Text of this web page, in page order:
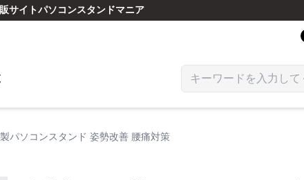
サイトパソコンスタンドマニア
パソコンスタンド 姿勢改善 腰痛対策